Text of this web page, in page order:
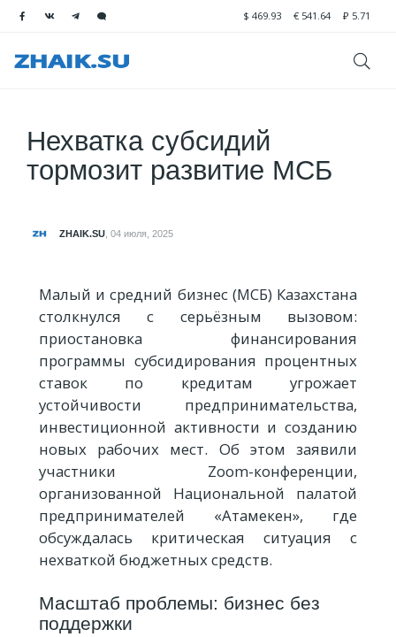
$ 469.93 € 541.64 ₽ 5.71
Нехватка субсидий
тормозит развитие МСБ
ZHAIK.SU 04 июля, 2025
Малый и средний бизнес (МСБ) Казахстана
столкнулся с серьёзным вызовом:
приостановка финансирования
программы субсидирования процентных
ставок по кредитам угрожает
устойчивости предпринимательства,
инвестиционной активности и созданию
новых рабочих мест. Об этом заявили
участники Zoom-конференции,
организованной Национальной палатой
предпринимателей «Атамекен», где
обсуждалась критическая ситуация с
нехваткой бюджетных средств.
Масштаб проблемы: бизнес без
поддержки